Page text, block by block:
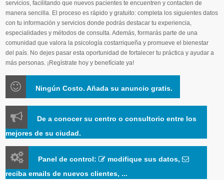
servicios, facilitando que nuevos pacientes te encuentren y contacten de
manera sencilla. El proceso es rápido y gratuito: completa los siguientes datos
con tu información y servicios donde podrás destacar tu experiencia,
especialidades y métodos de consulta. Además, formarás parte de una
comunidad que valora la psicología costarriqueña y promueve el bienestar
del país. No dejes pasar esta oportunidad de fortalecer tu práctica y ayudar a
más personas. ¡Regístrate hoy y benefíciate ya!
Ningún Costo. Añada su anuncio gratis.
De a conocer su centro o consultorio entre los
mejores de su ciudad.
Panel de control:
modifique sus datos,
reciba emails de nuevos clientes, ...